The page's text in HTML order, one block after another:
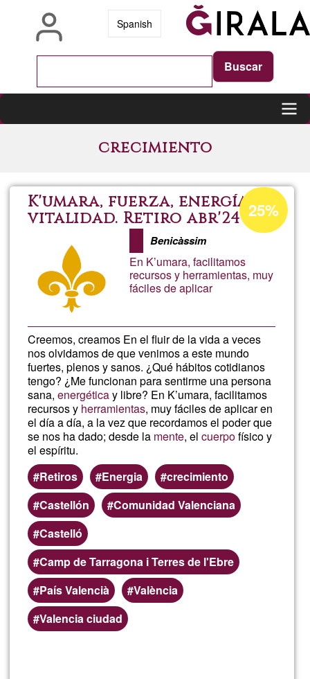
Spanish
navigation
crecimiento
K'umara, fuerza, energía y
vitalidad. Retiro abr'24
Benicàssim
En K’umara, facilitamos
recursos y herramientas, muy
fáciles de aplicar
Creemos, creamos En el fluir de la vida a veces
nos olvidamos de que venimos a este mundo
fuertes, plenos y sanos. ¿Qué hábitos cotidianos
tengo? ¿Me funcionan para sentirme una persona
sana,energéticay libre? En K’umara, facilitamos
recursos y herramientas, muy fáciles de aplicar en
el día a día, a la vez que recordamos el poder que
se nos ha dado; desde la mente, elcuerpofísico y
el espíritu.
Retiros
Energia
crecimiento
Castellón
Comunidad Valenciana
Castelló
Camp de Tarragona i Terres de l'Ebre
País Valencià
València
Valencia ciudad
Percentatge
d'acceptació
de
25%